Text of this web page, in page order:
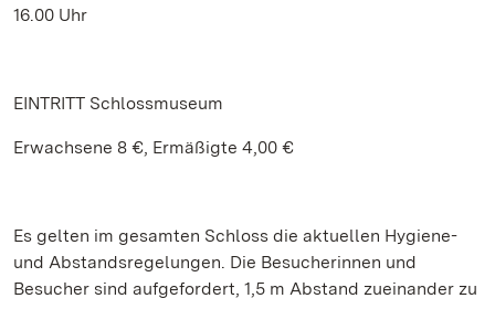
16.00 Uhr
EINTRITT Schlossmuseum
Erwachsene 8 €, Ermäßigte 4,00 €
Es gelten im gesamten Schloss die aktuellen Hygiene-
und Abstandsregelungen. Die Besucherinnen und
Besucher sind aufgefordert, 1,5 m Abstand zueinander zu